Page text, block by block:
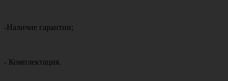
-Наличие гарантии;
- Комплектация.